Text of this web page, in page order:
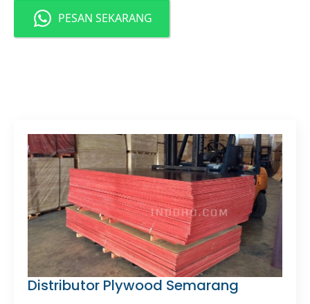
PESAN SEKARANG
Distributor Plywood Semarang